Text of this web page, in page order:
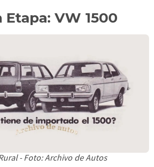
Etapa: VW 1500
- Foto: Archivo de Autos